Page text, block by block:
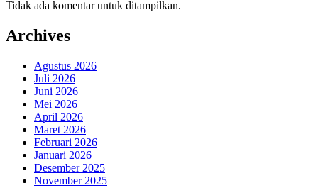
Tidak ada komentar untuk ditampilkan.
Archives
Agustus 2026
Juli 2026
Juni 2026
Mei 2026
April 2026
Maret 2026
Februari 2026
Januari 2026
Desember 2025
November 2025